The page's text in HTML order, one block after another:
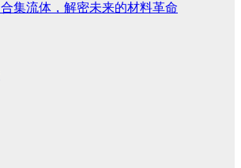
集流体，解密未来的材料革命